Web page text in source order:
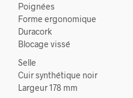
Poignées
Forme ergonomique
Duracork
Blocage vissé
Selle
Cuir synthétique noir
Largeur 178 mm